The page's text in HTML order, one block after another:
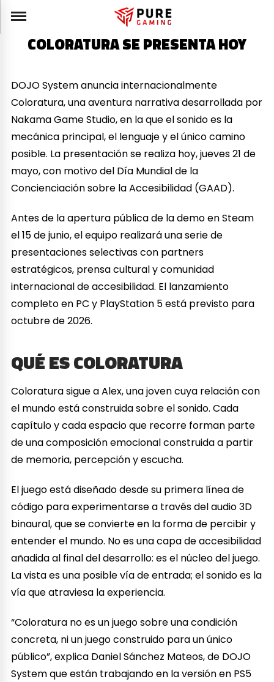
COLORATURA SE PRESENTA HOY
DOJO System anuncia internacionalmente
Coloratura, una aventura narrativa desarrollada por
Nakama Game Studio, en la que el sonido es la
mecánica principal, el lenguaje y el único camino
posible. La presentación se realiza hoy, jueves 21 de
mayo, con motivo del Día Mundial de la
Concienciación sobre la Accesibilidad (GAAD).
Antes de la apertura pública de la demo en Steam
el 15 de junio, el equipo realizará una serie de
presentaciones selectivas con partners
estratégicos, prensa cultural y comunidad
internacional de accesibilidad. El lanzamiento
completo en PC y PlayStation 5 está previsto para
octubre de 2026.
QUÉ ES COLORATURA
Coloratura sigue a Alex, una joven cuya relación con
el mundo está construida sobre el sonido. Cada
capítulo y cada espacio que recorre forman parte
de una composición emocional construida a partir
de memoria, percepción y escucha.
El juego está diseñado desde su primera línea de
código para experimentarse a través del audio 3D
binaural, que se convierte en la forma de percibir y
entender el mundo. No es una capa de accesibilidad
añadida al final del desarrollo: es el núcleo del juego.
La vista es una posible vía de entrada; el sonido es la
vía que atraviesa la experiencia.
“Coloratura no es un juego sobre una condición
concreta, ni un juego construido para un único
público”, explica Daniel Sánchez Mateos, de DOJO
System que están trabajando en la versión en PS5